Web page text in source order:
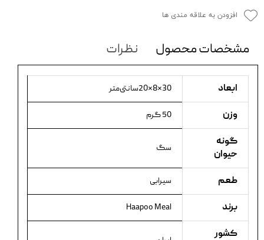
افزودن به علاقه مندی ها
مشخصات محصول نظرات
ابعاد 30×8×20سانتی‌متر
وزن 50 گرم
گونه
حیوان
سگ
طعم سیرابی
برند Haapoo Meal
کشور